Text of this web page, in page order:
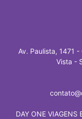
Av. Paulista, 1471
Vista -
DAY ONE